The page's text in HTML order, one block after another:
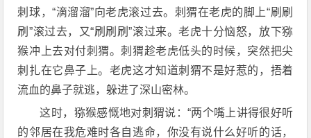
刺球，“滴溜溜”向老虎滚过去。刺猬在老虎的脚上“刷刷
刷”滚过去，又“刷刷刷”滚过来。老虎十分恼怒，放下猕
猴冲上去对付刺猬。刺猬趁老虎低头的时候，突然把尖
刺扎在它鼻子上。老虎这才知道刺猬不是好惹的，捂着
流血的鼻子就逃，躲进了深山密林。
这时，猕猴感慨地对刺猬说：“两个嘴上讲得很好听
的邻居在我危难时各自逃命，你没有说什么好听的话，